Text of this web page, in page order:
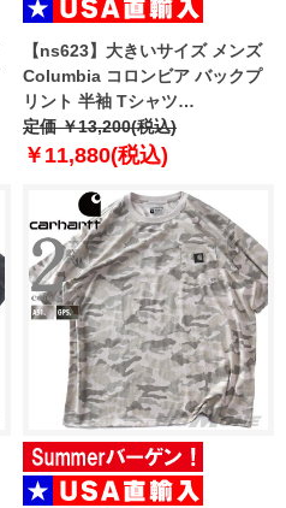
【ns623】大きいサイズ メンズ
Columbia コロンビア バックプ
リント 半袖 Tシャツ
HEAVYWEIGHT ICONIC TEE
USA直輸入 2155061
定価 ￥13,200(税込)
￥11,880(税込)